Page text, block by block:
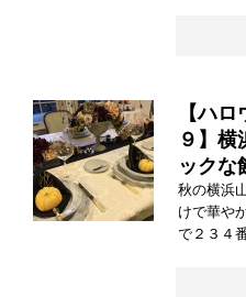
【ハ
９】
ックな
秋の横浜
けで華や
で２３４